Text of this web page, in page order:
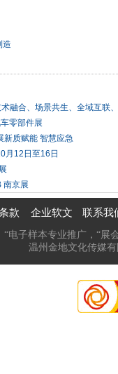
造
融合、场景共生、全域互联
零部件展
新质赋能 智慧应急
月12日至16日
南京展
款 企业软文 联系我
“电子样本专业推广，“展
温州金地文化传媒